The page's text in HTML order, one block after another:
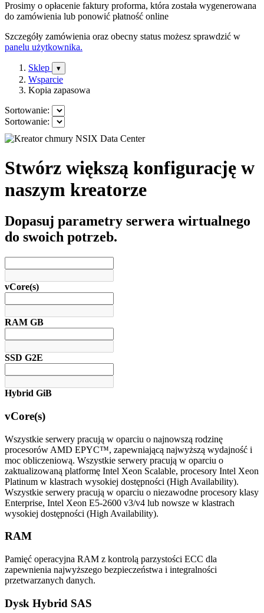
Prosimy o opłacenie faktury proforma, która została wygenerowana
do zamówienia lub ponowić płatność online
Szczegóły zamówienia oraz obecny status możesz sprawdzić w
panelu użytkownika.
Sklep ▾
Wsparcie
Kopia zapasowa
Sortowanie:
Sortowanie:
Stwórz większą konfigurację w
naszym kreatorze
Dopasuj parametry serwera wirtualnego
do swoich potrzeb.
vCore(s)
RAM GB
SSD G2E
Hybrid GiB
vCore(s)
Wszystkie serwery pracują w oparciu o najnowszą rodzinę
procesorów AMD EPYC™, zapewniającą najwyższą wydajność i
moc obliczeniową. Wszystkie serwery pracują w oparciu o
zaktualizowaną platformę Intel Xeon Scalable, procesory Intel Xeon
Platinum w klastrach wysokiej dostępności (High Availability).
Wszystkie serwery pracują w oparciu o niezawodne procesory klasy
Enterprise, Intel Xeon E5-2600 v3/v4 lub nowsze w klastrach
wysokiej dostępności (High Availability).
RAM
Pamięć operacyjna RAM z kontrolą parzystości ECC dla
zapewnienia najwyższego bezpieczeństwa i integralności
przetwarzanych danych.
Dysk Hybrid SAS